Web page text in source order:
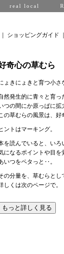
real local
ショッピングガイド
奇心の草むら
ょきにょきと育つ小さ
然発生的に青々と育っ
つの間にか原っぱに拡
この草むらの風景は、好
ントはマーキング。
を読んでいると、いろ
になるポイントや目を
いつをペタっと‥。
の分量を、草むらとし
しくは次のページで。